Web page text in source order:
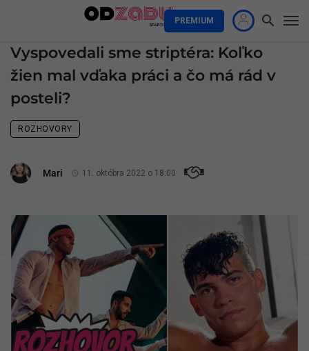
PREMIUM
Vyspovedali sme striptéra: Koľko
žien mal vďaka práci a čo má rád v
posteli?
ROZHOVORY
Mari 11. októbra 2022 o 18:00